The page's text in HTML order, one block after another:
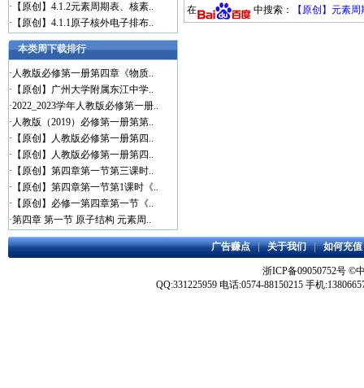
· 【原创】4.1.2元素周期表、核素..
· 【原创】4.1.1原子核外电子排布..
本类周下载排行
· 人教版必修第一册第四章《物质..
· 【原创】广州大学附属东江中学..
·2022_2023学年人教版必修第一册..
· 人教版（2019）必修第一册第第..
· 【原创】人教版必修第一册第四..
· 【原创】人教版必修第一册第四..
· 【原创】第四章第一节第三课时..
· 【原创】第四章第一节第1课时《..
· 【原创】必修一第四章第一节《..
·第四章 第一节 原子结构 元素周..
在
中搜索： 【原创】元素周
广告赚点|关于我们|如何充值
浙ICP备09050752号 ©
QQ:331225959 电话:0574-88150215 手机